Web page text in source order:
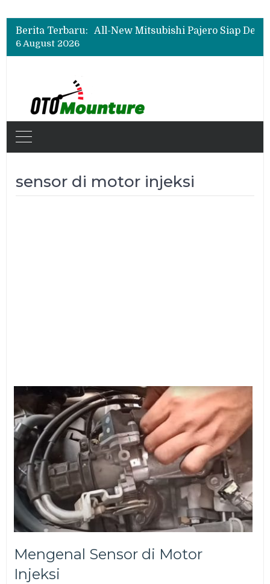
Berita Terbaru:
6 August 2026
sensor di motor injeksi
Mengenal Sensor di Motor
Injeksi